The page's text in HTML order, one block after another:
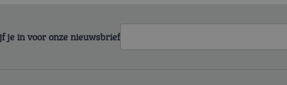
je in voor onze nieuwsbrief